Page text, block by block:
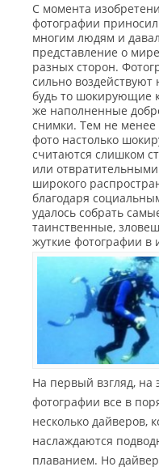
С момента
фотографии
многим людям и
представление о
разных сторон.
сильно воздействуют
будь то шокирующие
же наполненные
снимки. Тем не менее
фото настолько
считаются слишком
или
широкого
благодаря
удалось собрать
таинственные,
жуткие фотографии в
На первый взгляд, на
фотографии все в
несколько дайверов,
наслаждаются
плаванием. Но